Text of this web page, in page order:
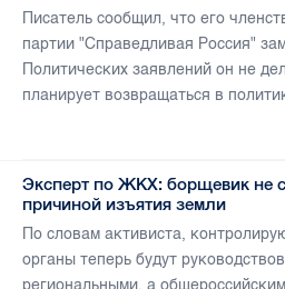
Писатель сообщил, что его
партии "Справедливая Россия"
Политических заявлений он не
планирует возвращаться в
Эксперт по ЖКХ: борщевик не
причиной изъятия земли
По словам активиста,
органы теперь будут